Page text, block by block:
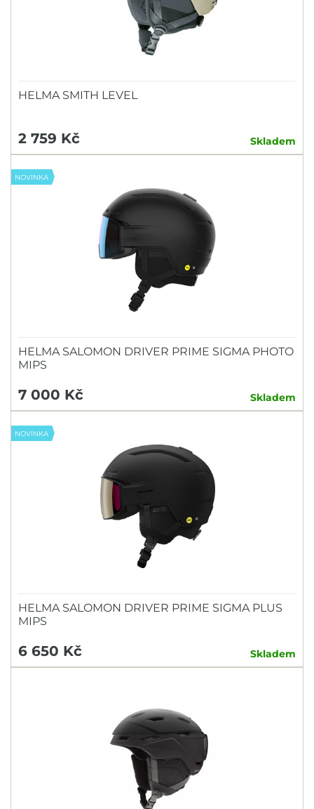
HELMA SMITH LEVEL
2 759 Kč Skladem
NOVINKA
HELMA SALOMON DRIVER PRIME SIGMA PHOTO
MIPS
7 000 Kč Skladem
NOVINKA
HELMA SALOMON DRIVER PRIME SIGMA PLUS
MIPS
6 650 Kč Skladem